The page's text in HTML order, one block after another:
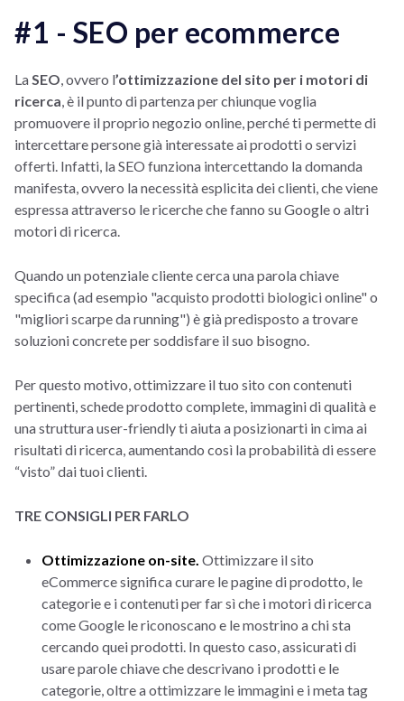
#1 - SEO per ecommerce
La SEO , ovvero l’ottimizzazione del sito per i motori di
ricerca , è il punto di partenza per chiunque voglia
promuovere il proprio negozio online, perché ti permette di
intercettare persone già interessate ai prodotti o servizi
offerti. Infatti, la SEO funziona intercettando la domanda
manifesta, ovvero la necessità esplicita dei clienti, che viene
espressa attraverso le ricerche che fanno su Google o altri
motori di ricerca.
Quando un potenziale cliente cerca una parola chiave
specifica (ad esempio "acquisto prodotti biologici online" o
"migliori scarpe da running") è già predisposto a trovare
soluzioni concrete per soddisfare il suo bisogno.
Per questo motivo, ottimizzare il tuo sito con contenuti
pertinenti, schede prodotto complete, immagini di qualità e
una struttura user-friendly ti aiuta a posizionarti in cima ai
risultati di ricerca, aumentando così la probabilità di essere
“visto” dai tuoi clienti.
TRE CONSIGLI PER FARLO
Ottimizzazione on-site. Ottimizzare il sito
eCommerce significa curare le pagine di prodotto, le
categorie e i contenuti per far sì che i motori di ricerca
come Google le riconoscano e le mostrino a chi sta
cercando quei prodotti. In questo caso, assicurati di
usare parole chiave che descrivano i prodotti e le
categorie, oltre a ottimizzare le immagini e i meta tag